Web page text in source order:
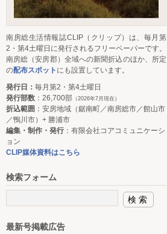
南房総生活情報誌CLIP（クリップ）は、毎月第
2・第4土曜日に発行されるフリーペーパーです。
南房総（安房郡）全域への新聞折込のほか、所定
の配布スポット にも設置しています。
発行日： 毎月第2・第4土曜日
発行部数 ：26,700部 （2026年7月現在）
折込範囲 ：安房地域（鋸南町／南房総市／館山市
／鴨川市）+ 勝浦市
編集・制作・発行：有限会社コアコミュニケーシ
ョン
CLIP媒体資料はこちら
検索フォーム
最新号掲載広告